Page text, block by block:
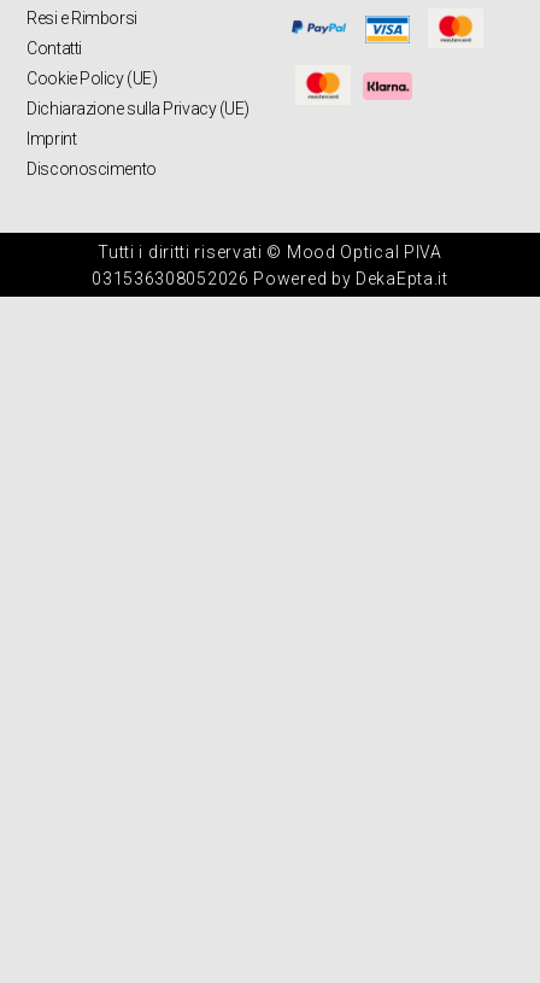
Resi e Rimborsi
Contatti
Cookie Policy (UE)
Dichiarazione sulla Privacy (UE)
Imprint
Disconoscimento
Tutti i diritti riservati © Mood Optical PIVA
031536308052026 Powered by DekaEpta.it